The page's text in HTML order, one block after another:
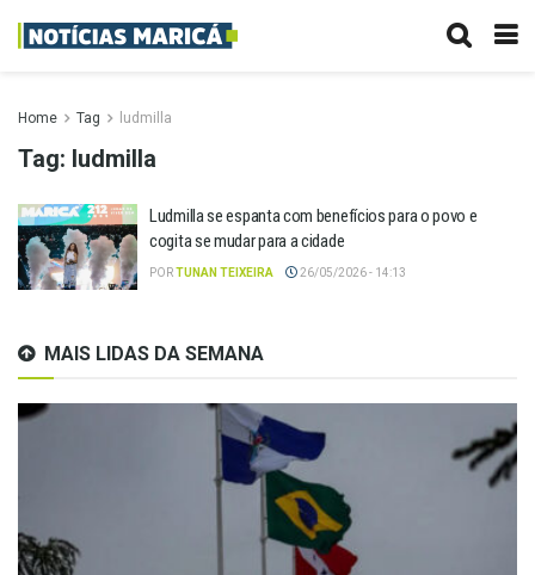
Home Tag ludmilla
Tag: ludmilla
Ludmilla se espanta com benefícios para o povo e
cogita se mudar para a cidade
PORTUNAN TEIXEIRA 26/05/2026 - 14:13
MAIS LIDAS DA SEMANA